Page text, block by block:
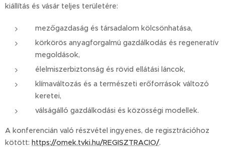
kiállítás és vásár teljes területére:
mezőgazdaság és társadalom kölcsönhatása,
körkörös anyagforgalmú gazdálkodás és regeneratív
megoldások,
élelmiszerbiztonság és rövid ellátási láncok,
klímaváltozás és a természeti erőforrások változó
keretei,
válságálló gazdálkodási és közösségi modellek.
A konferencián való részvétel ingyenes, de regisztrációhoz
kötött: https://omek.tvki.hu/REGISZTRACIO/.